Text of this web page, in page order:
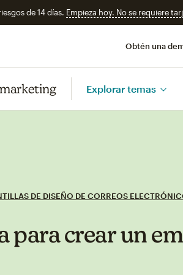
de 14 días. Empieza hoy. No se requiere
Obtén una
Explorar temas
DE DISEÑO DE CORREOS
para crear un